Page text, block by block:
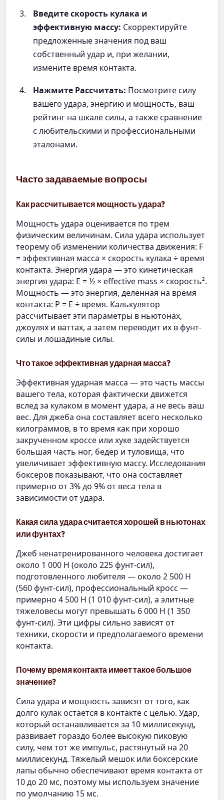
Введите скорость кулака и
эффективную массу: Скорректируйте
предложенные значения под ваш
собственный удар и, при желании,
измените время контакта.
Нажмите Рассчитать: Посмотрите силу
вашего удара, энергию и мощность, ваш
рейтинг на шкале силы, а также сравнение
с любительскими и профессиональными
эталонами.
Часто задаваемые вопросы
Как рассчитывается мощность удара?
Мощность удара оценивается по трем
физическим величинам. Сила удара использует
теорему об изменении количества движения: F
= эффективная масса × скорость кулака ÷ время
контакта. Энергия удара — это кинетическая
энергия удара: E = ½ × effective mass × скорость².
Мощность — это энергия, деленная на время
контакта: P = E ÷ время. Калькулятор
рассчитывает эти параметры в ньютонах,
джоулях и ваттах, а затем переводит их в фунт-
силы и лошадиные силы.
Что такое эффективная ударная масса?
Эффективная ударная масса — это часть массы
вашего тела, которая фактически движется
вслед за кулаком в момент удара, а не весь ваш
вес. Для джеба она составляет всего несколько
килограммов, в то время как при хорошо
закрученном кроссе или хуке задействуется
большая часть ног, бедер и туловища, что
увеличивает эффективную массу. Исследования
боксеров показывают, что она составляет
примерно от 3% до 9% от веса тела в
зависимости от удара.
Какая сила удара считается хорошей в ньютонах
или фунтах?
Джеб ненатренированного человека достигает
около 1 000 Н (около 225 фунт-сил),
подготовленного любителя — около 2 500 Н
(560 фунт-сил), профессиональный кросс —
примерно 4 500 Н (1 010 фунт-сил), а элитные
тяжеловесы могут превышать 6 000 Н (1 350
фунт-сил). Эти цифры сильно зависят от
техники, скорости и предполагаемого времени
контакта.
Почему время контакта имеет такое большое
значение?
Сила удара и мощность зависят от того, как
долго кулак остается в контакте с целью. Удар,
который останавливается за 10 миллисекунд,
развивает гораздо более высокую пиковую
силу, чем тот же импульс, растянутый на 20
миллисекунд. Тяжелый мешок или боксерские
лапы обычно обеспечивают время контакта от
10 до 20 мс, поэтому мы используем значение
по умолчанию 15 мс.